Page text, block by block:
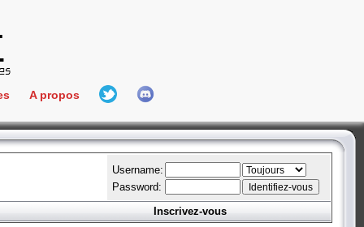
Connect
A propos
L'équipe
Hall Of Fame
Username:
Password:
Inscrivez-vous